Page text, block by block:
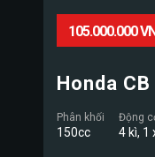
105.000.000
Honda
Phân khối
150cc
Động
4 kì, 1